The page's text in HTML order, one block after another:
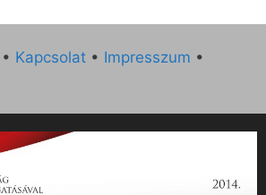
• Kapcsolat • Impresszum •